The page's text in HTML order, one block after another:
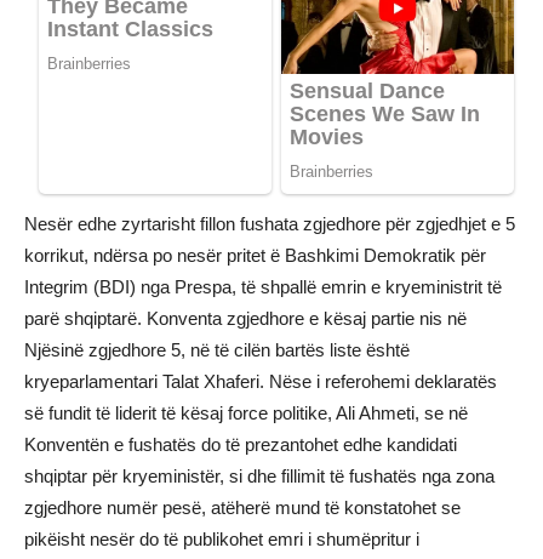
Nesër edhe zyrtarisht fillon fushata zgjedhore për zgjedhjet e 5
korrikut, ndërsa po nesër pritet ë Bashkimi Demokratik për
Integrim (BDI) nga Prespa, të shpallë emrin e kryeministrit të
parë shqiptarë. Konventa zgjedhore e kësaj partie nis në
Njësinë zgjedhore 5, në të cilën bartës liste është
kryeparlamentari Talat Xhaferi. Nëse i referohemi deklaratës
së fundit të liderit të kësaj force politike, Ali Ahmeti, se në
Konventën e fushatës do të prezantohet edhe kandidati
shqiptar për kryeministër, si dhe fillimit të fushatës nga zona
zgjedhore numër pesë, atëherë mund të konstatohet se
pikëisht nesër do të publikohet emri i shumëpritur i